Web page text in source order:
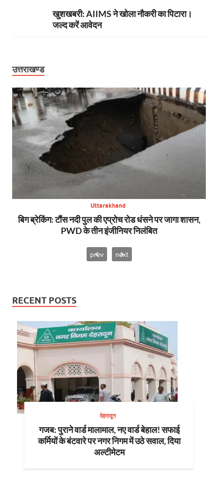
खुशखबरी: AIIMS ने खोला नौकरी का पिटारा।
जल्द करें आवेदन
उत्तराखण्ड
Uttarakhand
बिग ब्रेकिंग: टौंस नदी पुल की एप्रोच रोड धंसने पर जागा शासन,
PWD के तीन इंजीनियर निलंबित
prev next
RECENT POSTS
देहरादून
गजब: पुराने वार्ड मालामाल, नए वार्ड बेहाल! सफाई
कर्मियों के बंटवारे पर नगर निगम में उठे सवाल, दिया
अल्टीमेटम